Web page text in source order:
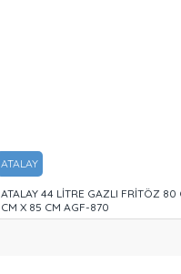
ATALAY
ATALAY 44 LİTRE GAZLI FRİTÖZ 80
CM X 85 CM AGF-870